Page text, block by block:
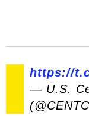
https://
— U.S.